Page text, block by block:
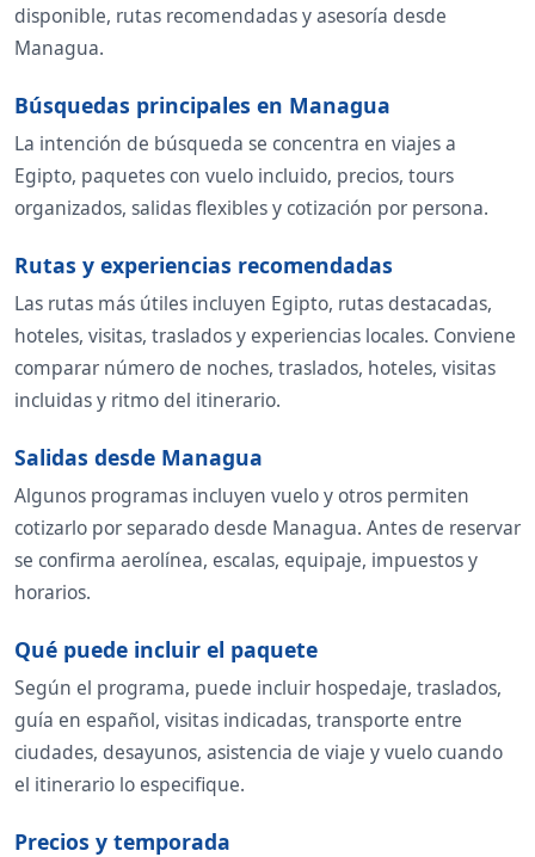
disponible, rutas recomendadas y asesoría desde
Managua.
Búsquedas principales en Managua
La intención de búsqueda se concentra en viajes a
Egipto, paquetes con vuelo incluido, precios, tours
organizados, salidas flexibles y cotización por persona.
Rutas y experiencias recomendadas
Las rutas más útiles incluyen Egipto, rutas destacadas,
hoteles, visitas, traslados y experiencias locales. Conviene
comparar número de noches, traslados, hoteles, visitas
incluidas y ritmo del itinerario.
Salidas desde Managua
Algunos programas incluyen vuelo y otros permiten
cotizarlo por separado desde Managua. Antes de reservar
se confirma aerolínea, escalas, equipaje, impuestos y
horarios.
Qué puede incluir el paquete
Según el programa, puede incluir hospedaje, traslados,
guía en español, visitas indicadas, transporte entre
ciudades, desayunos, asistencia de viaje y vuelo cuando
el itinerario lo especifique.
Precios y temporada